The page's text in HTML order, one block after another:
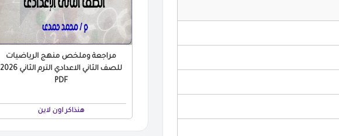
مراجعة وملخص منهج الرياضيات
للصف الثاني الاعدادي الترم الثاني 2026
PDF
هنذاكر اون لاين